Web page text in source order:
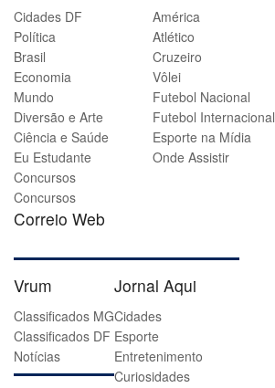
Cidades DF
Política
Brasil
Economia
Mundo
Diversão e Arte
Ciência e Saúde
Eu Estudante
Concursos
Concursos
Correio Web
América
Atlético
Cruzeiro
Vôlei
Futebol Nacional
Futebol Internacional
Esporte na Mídia
Onde Assistir
Vrum
Classificados MG
Classificados DF
Notícias
Jornal Aqui
Cidades
Esporte
Entretenimento
Curiosidades